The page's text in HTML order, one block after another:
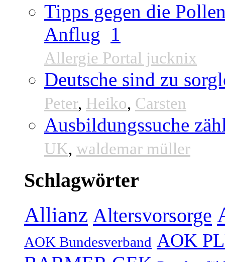
Tipps gegen die
Anflug 1
Allergie Portal jucknix
Deutsche sind zu
Peter, Heiko, Carsten
Ausbildungssuche
UK, waldemar müller
Schlagwörter
Allianz Altersvorsorge
AOK Bundesverband AOK